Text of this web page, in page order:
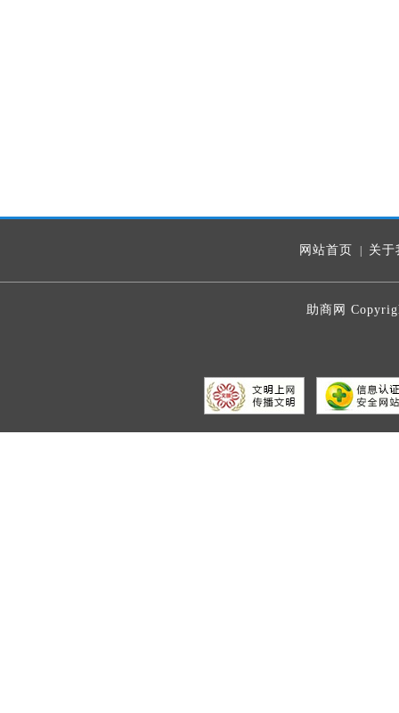
网站首页 关于
助商网